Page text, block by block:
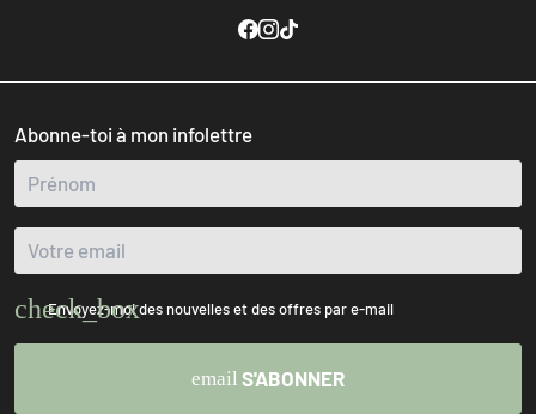
Abonne-toi à mon infolettre
Envoyez-moi des nouvelles et des offres par e-mail
email S'ABONNER